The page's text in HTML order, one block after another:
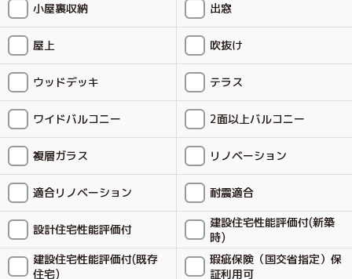
小屋裏収納 出窓
屋上 吹抜け
ウッドデッキ テラス
ワイドバルコニー 2面以上バルコニー
複層ガラス リノベーション
適合リノベーション 耐震適合
設計住宅性能評価付
建設住宅性能評価付(新築
時)
建設住宅性能評価付(既存
住宅)
瑕疵保険（国交省指定）保
証利用可